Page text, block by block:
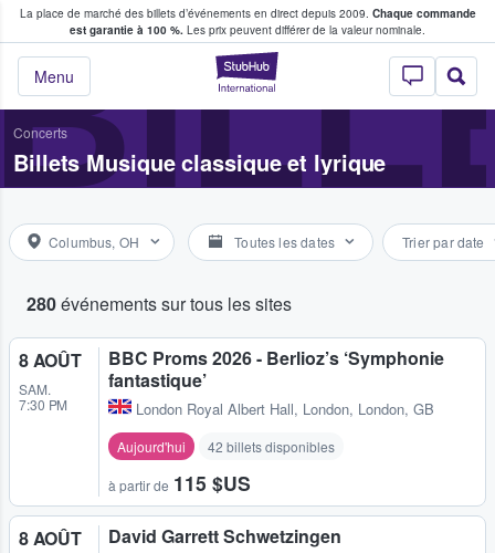
La place de marché des billets d’événements en direct depuis 2009. Chaque commande
est garantie à 100 %. Les prix peuvent différer de la valeur nominale.
StubHub - Où
Menu
fans achètent et vendent des billets
Concerts
Billets Musique classique et lyrique
Columbus, OH Toutes les dates Trier par date
280événements sur tous les sites
8 AOÛT
SAM.
7:30 PM
BBC Proms 2026 - Berlioz’s ‘Symphonie
fantastique’
London Royal Albert Hall, London, London, GB
Aujourd'hui 42 billets disponibles
à partir de 115 $US
8 AOÛT David Garrett Schwetzingen